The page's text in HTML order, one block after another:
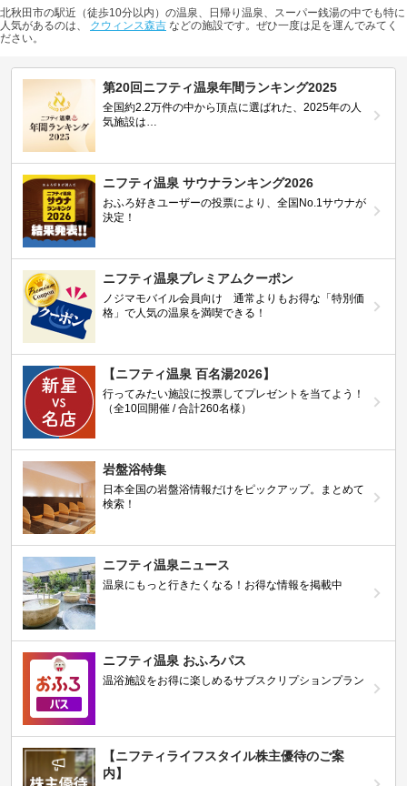
北秋田市の駅近（徒歩10分以内）の温泉、日帰り温泉、スーパー銭湯の中でも特に
人気があるのは、 クウィンス森吉 などの施設です。ぜひ一度は足を運んでみてく
ださい。
第20回ニフティ温泉年間ランキング2025
全国約2.2万件の中から頂点に選ばれた、2025年の人
気施設は…
ニフティ温泉 サウナランキング2026
おふろ好きユーザーの投票により、全国No.1サウナが
決定！
ニフティ温泉プレミアムクーポン
ノジマモバイル会員向け 通常よりもお得な「特別価
格」で人気の温泉を満喫できる！
【ニフティ温泉 百名湯2026】
行ってみたい施設に投票してプレゼントを当てよう！
（全10回開催 / 合計260名様）
岩盤浴特集
日本全国の岩盤浴情報だけをピックアップ。まとめて
検索！
ニフティ温泉ニュース
温泉にもっと行きたくなる！お得な情報を掲載中
ニフティ温泉 おふろパス
温浴施設をお得に楽しめるサブスクリプションプラン
【ニフティライフスタイル株主優待のご案
内】